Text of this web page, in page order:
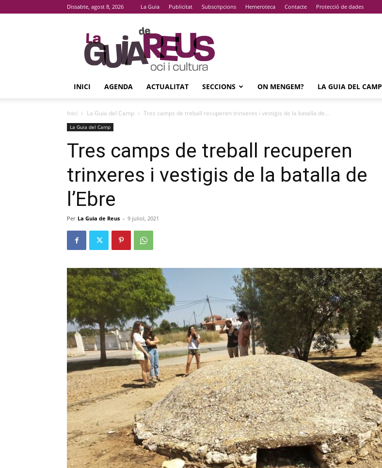
Dissabte, agost 8, 2026 La Guia Publicitat Subscripcions Hemeroteca Contacte Protecció de dades
La
Guia
De
Reus
INICI AGENDA ACTUALITAT SECCIONS ON MENGEM? LA GUIA DEL CAMP
Inici La Guia del Camp Tres camps de treball recuperen trinxeres i vestigis de la batalla de...
La Guia del Camp
Tres camps de treball recuperen
trinxeres i vestigis de la batalla de
l’Ebre
Per La Guia de Reus - 9 juliol, 2021